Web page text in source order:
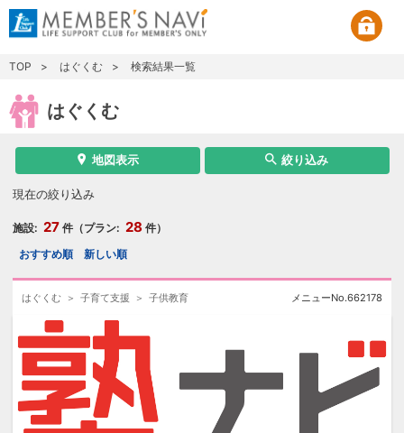
TOP はぐくむ 検索結果一覧
はぐくむ
地図表示 絞り込み
現在の絞り込み
施設: 27 件（プラン: 28 件）
おすすめ順
新しい順
はぐくむ 子育て支援 子供教育 メニューNo.662178